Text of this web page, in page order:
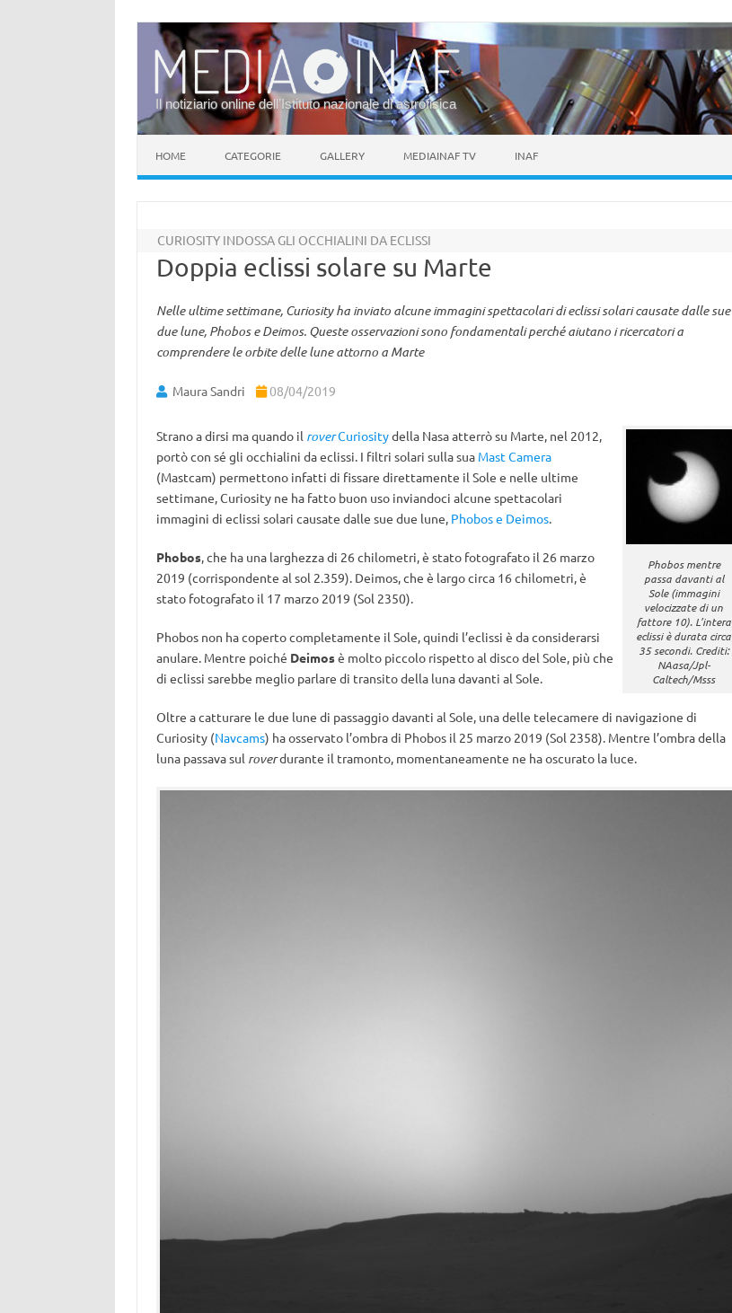
Il notiziario online dell’Istituto nazionale di astrofisica
HOME CATEGORIE GALLERY MEDIAINAF TV INAF
CURIOSITY INDOSSA GLI OCCHIALINI DA ECLISSI
Doppia eclissi solare su Marte
Nelle ultime settimane, Curiosity ha inviato alcune immagini spettacolari di eclissi solari causate dalle sue
due lune, Phobos e Deimos. Queste osservazioni sono fondamentali perché aiutano i ricercatori a
comprendere le orbite delle lune attorno a Marte
Maura Sandri 08/04/2019
Phobos mentre
passa davanti al
Sole (immagini
velocizzate di un
fattore 10). L’intera
eclissi è durata circa
35 secondi. Crediti:
NAasa/Jpl-
Caltech/Msss
Strano a dirsi ma quando il roverCuriositydella Nasa atterrò su Marte, nel 2012,
portò con sé gli occhialini da eclissi. I filtri solari sulla sua Mast Camera
(Mastcam) permettono infatti di fissare direttamente il Sole e nelle ultime
settimane, Curiosity ne ha fatto buon uso inviandoci alcune spettacolari
immagini di eclissi solari causate dalle sue due lune, Phobos e Deimos.
Phobos, che ha una larghezza di 26 chilometri, è stato fotografato il 26 marzo
2019 (corrispondente al sol 2.359). Deimos, che è largo circa 16 chilometri, è
stato fotografato il 17 marzo 2019 (Sol 2350).
Phobos non ha coperto completamente il Sole, quindi l’eclissi è da considerarsi
anulare. Mentre poiché Deimosè molto piccolo rispetto al disco del Sole, più che
di eclissi sarebbe meglio parlare di transito della luna davanti al Sole.
Oltre a catturare le due lune di passaggio davanti al Sole, una delle telecamere di navigazione di
Curiosity (Navcams) ha osservato l’ombra di Phobos il 25 marzo 2019 (Sol 2358). Mentre l’ombra della
luna passava sul roverdurante il tramonto, momentaneamente ne ha oscurato la luce.